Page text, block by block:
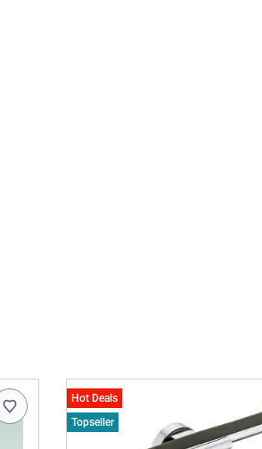
Hot Deals
Topseller